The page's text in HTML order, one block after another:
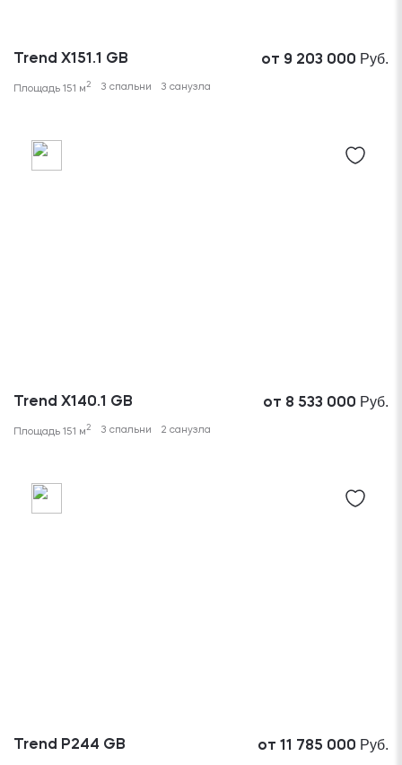
Trend X151.1 GB от 9 203 000 Руб.
Площадь 151 м2 3 спальни 3 санузла
Trend X140.1 GB от 8 533 000 Руб.
Площадь 151 м2 3 спальни 2 санузла
Trend P244 GB от 11 785 000 Руб.